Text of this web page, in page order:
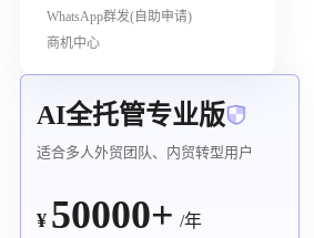
WhatsApp群发(自助申请)
商机中心
AI全托管专业版
适合多人外贸团队、内贸转型用户
¥ 50000+ /年